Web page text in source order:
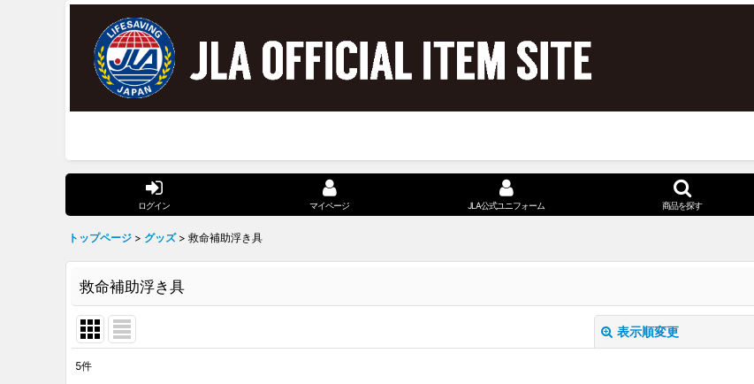
ログイン マイページ JLA公式ユニフォーム 商品を探す
トップページ > グッズ > 救命補助浮き具
救命補助浮き具
表示順変更
5件